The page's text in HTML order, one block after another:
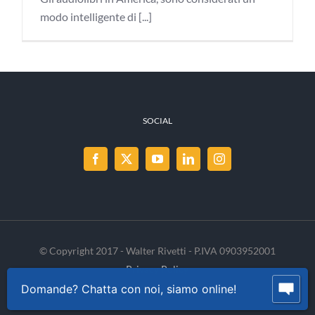
modo intelligente di [...]
SOCIAL
© Copyright 2017 - Walter Rivetti - P.IVA 0903952001
Privacy Policy
Cookie Policy
INVENIA
Domande? Chatta con noi, siamo online!